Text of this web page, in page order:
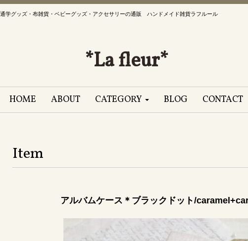
学グッズ・布雑貨・ベビーグッズ・アクセサリーの通販 ハンドメイド雑貨ラフルール
*La fleur*
HOME ABOUT CATEGORY BLOG CONTACT
Item
アルバムケース＊ブラックドット/